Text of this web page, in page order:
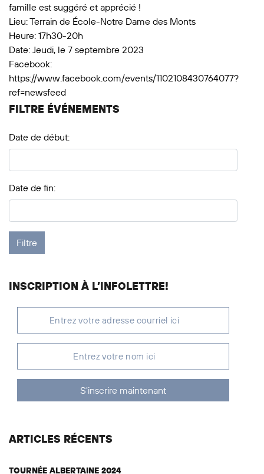
famille est suggéré et apprécié !
Lieu: Terrain de École-Notre Dame des Monts
Heure: 17h30-20h
Date: Jeudi, le 7 septembre 2023
Facebook:
https://www.facebook.com/events/1102108430764077?
ref=newsfeed
FILTRE ÉVÉNEMENTS
Date de début:
Date de fin:
INSCRIPTION À L’INFOLETTRE!
S'inscrire maintenant
ARTICLES RÉCENTS
TOURNÉE ALBERTAINE 2024